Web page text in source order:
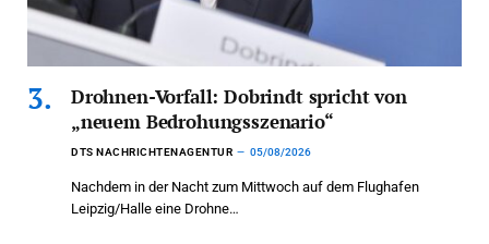
Drohnen-Vorfall: Dobrindt spricht von
„neuem Bedrohungsszenario“
DTS NACHRICHTENAGENTUR 05/08/2026
Nachdem in der Nacht zum Mittwoch auf dem Flughafen
Leipzig/Halle eine Drohne…